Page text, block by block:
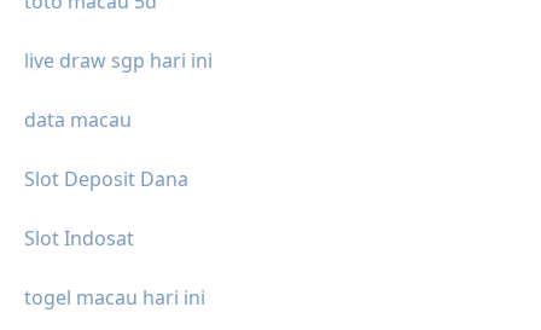
live draw sgp hari ini
data macau
Slot Deposit Dana
Slot Indosat
togel macau hari ini